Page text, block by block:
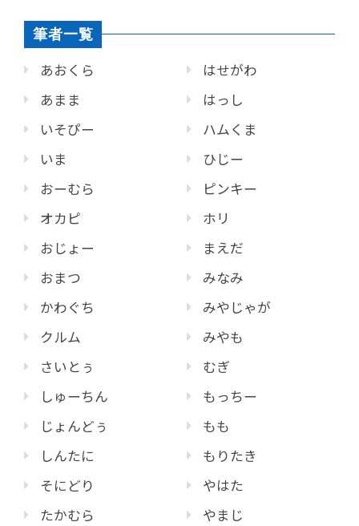
筆者一覧
あおくら
あまま
いそぴー
いま
おーむら
オカピ
おじょー
おまつ
かわぐち
クルム
さいとぅ
しゅーちん
じょんどぅ
しんたに
そにどり
たかむら
はせがわ
はっし
ハムくま
ひじー
ピンキー
ホリ
まえだ
みなみ
みやじゃが
みやも
むぎ
もっちー
もも
もりたき
やはた
やまじ